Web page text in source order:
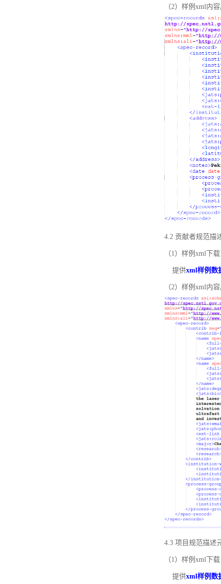
（2）样例xml内
4.2 贡献者规范描
（1）样例xml下载
提供xml样例数
（2）样例xml内
4.3 项目规范描述
（1）样例xml下载
提供xml样例数